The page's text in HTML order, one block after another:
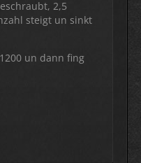
2,5
steigt un sinkt
un dann fing